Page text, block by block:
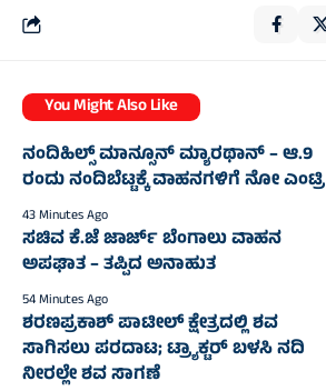
You Might Also Like
ನಂದಿಹಿಲ್ಸ್ ಮಾನ್ಸೂನ್ ಮ್ಯಾರಥಾನ್ – ಆ.9
ರಂದು ನಂದಿಬೆಟ್ಟಕ್ಕೆ ವಾಹನಗಳಿಗೆ ನೋ ಎಂಟ್ರಿ
43 Minutes Ago
ಸಚಿವ ಕೆ.ಜೆ ಜಾರ್ಜ್ ಬೆಂಗಾಲು ವಾಹನ
ಅಪಘಾತ – ತಪ್ಪಿದ ಅನಾಹುತ
54 Minutes Ago
ಶರಣಪ್ರಕಾಶ್ ಪಾಟೀಲ್ ಕ್ಷೇತ್ರದಲ್ಲಿ ಶವ
ಸಾಗಿಸಲು ಪರದಾಟ; ಟ್ರ್ಯಾಕ್ಟರ್‌ ಬಳಸಿ ನದಿ
ನೀರಲ್ಲೇ ಶವ ಸಾಗಣೆ